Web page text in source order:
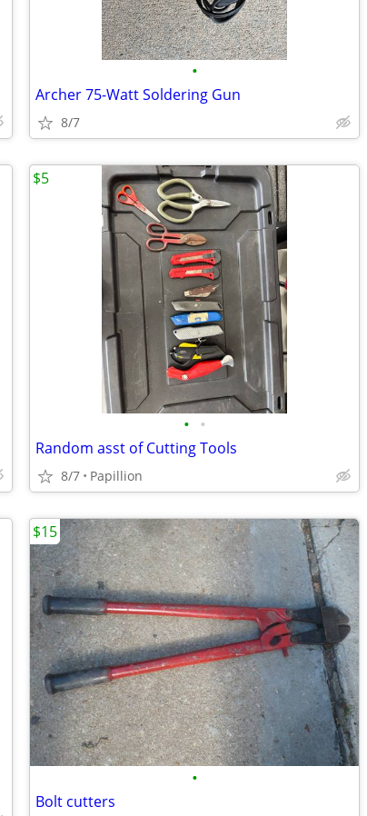
•
Archer 75-Watt Soldering Gun
8/7
• •
Random asst of Cutting Tools
8/7 Papillion
$5
•
Bolt cutters
$15